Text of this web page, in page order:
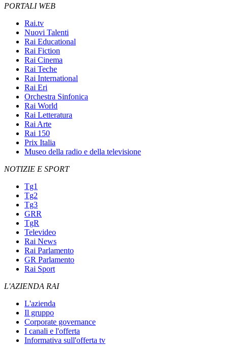
PORTALI WEB
Rai.tv
Nuovi Talenti
Rai Educational
Rai Fiction
Rai Cinema
Rai Teche
Rai International
Rai Eri
Orchestra Sinfonica
Rai World
Rai Letteratura
Rai Arte
Rai 150
Prix Italia
Museo della radio e della televisione
NOTIZIE E SPORT
Tg1
Tg2
Tg3
GRR
TgR
Televideo
Rai News
Rai Parlamento
GR Parlamento
Rai Sport
L'AZIENDA RAI
L'azienda
Il gruppo
Corporate governance
I canali e l'offerta
Informativa sull'offerta tv